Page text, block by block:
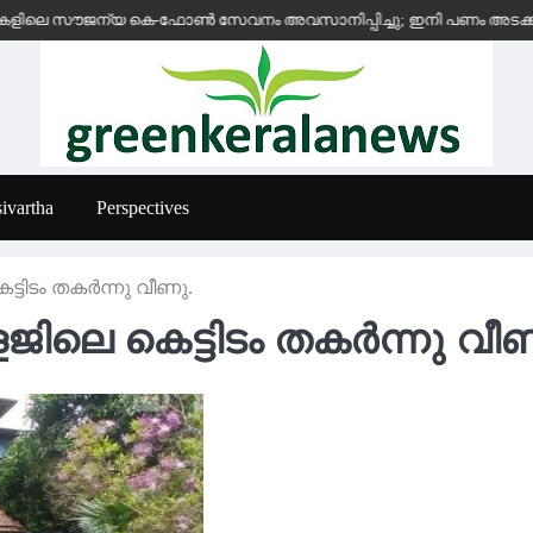
സൗജന്യ കെ-ഫോൺ സേവനം അവസാനിപ്പിച്ചു; ഇനി പണം അടക്കുന്ന
Perspectives
തകര്‍ന്നു വീണു.
കെട്ടിടം തകര്‍ന്നു